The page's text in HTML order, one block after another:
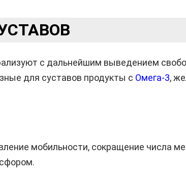
с дальнейшим выведением
для суставов продукты с Омега-3,
мобильности, сокращение числа